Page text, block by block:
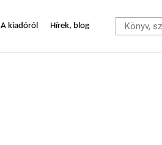
A kiadóról Hírek, blog